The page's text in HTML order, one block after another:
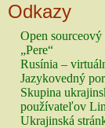
Odkazy
Open sourceový
„Pere“
Rusínia –
Jazykovedný
Skupina
používateľov
Ukrajinská